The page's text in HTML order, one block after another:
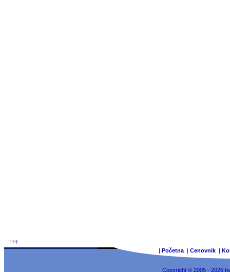
| Početna | Cenovnik |
Copyright © 2005 - 2026